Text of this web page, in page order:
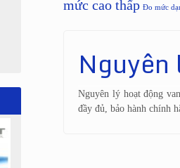
mức cao thấp Đo mức
Nguyên lý hoạt động
đầy đủ, bảo hành chính